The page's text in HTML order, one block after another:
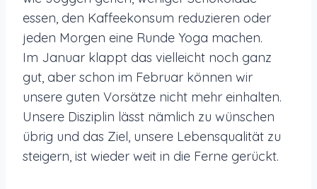
essen, den Kaffeekonsum reduzieren oder
jeden Morgen eine Runde Yoga machen.
Im Januar klappt das vielleicht noch ganz
gut, aber schon im Februar können wir
unsere guten Vorsätze nicht mehr einhalten.
Unsere Disziplin lässt nämlich zu wünschen
übrig und das Ziel, unsere Lebensqualität zu
steigern, ist wieder weit in die Ferne gerückt.